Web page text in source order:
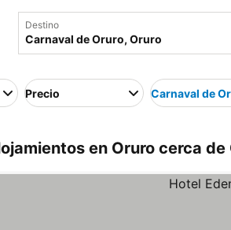
Destino
Precio Carnaval de
en Oruro cerca